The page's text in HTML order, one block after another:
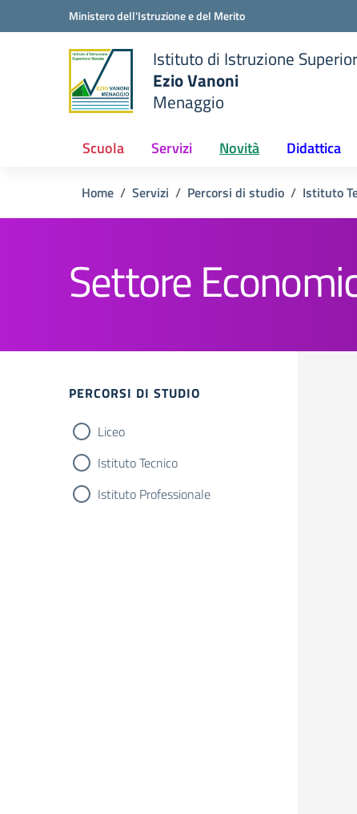
Vai ai contenuti
Vai al menu di navigazioneMinistero dell'Istruzione e del Merito
scuola
Istituto di Istruzione
Ezio Vanoni
Menaggio
Scuola Servizi Novità Didattica
Home Servizi Percorsi di studio Istituto
Settore
Filtri
PERCORSI DI STUDIO
Liceo
Istituto Tecnico
Istituto Professionale